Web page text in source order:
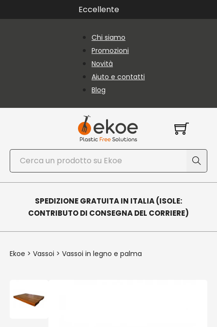
Vai al contenuto principale
Vai al piè di paginaEccellente
Chi siamo
Promozioni
Novità
Aiuto e contatti
Blog
Cerca
SPEDIZIONE GRATUITA IN ITALIA (ISOLE:
CONTRIBUTO DI CONSEGNA DEL CORRIERE)
Ekoe > Vassoi > Vassoi in legno e palma